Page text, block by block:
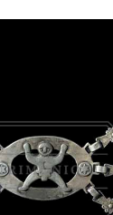
launch